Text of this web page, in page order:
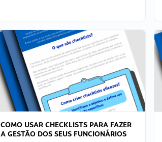
COMO USAR CHECKLISTS PARA FAZER
A GESTÃO DOS SEUS FUNCIONÁRIOS